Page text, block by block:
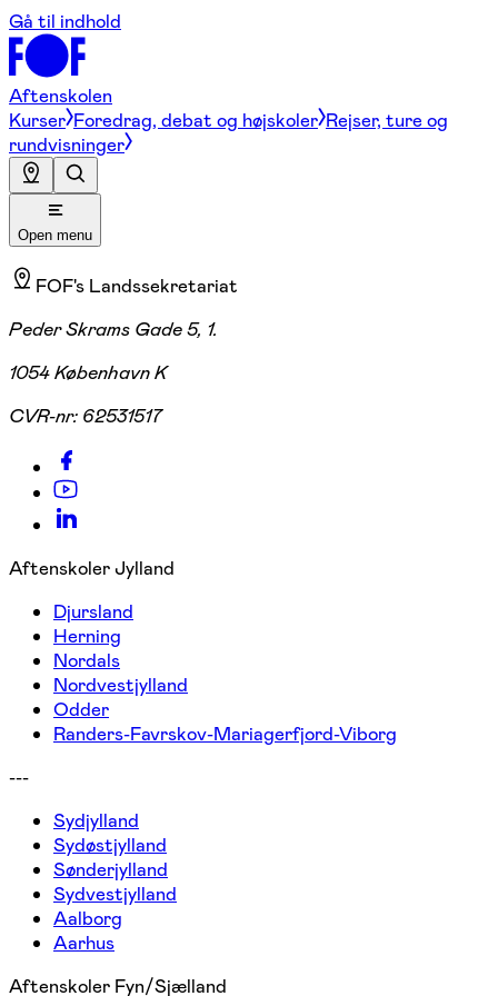
Gå til indhold
Aftenskolen
Kurser Foredrag, debat og højskoler Rejser, ture og
rundvisninger
Open menu
FOF's Landssekretariat
Peder Skrams Gade 5, 1.
1054 København K
CVR-nr: 62531517
Aftenskoler Jylland
Djursland
Herning
Nordals
Nordvestjylland
Odder
Randers-Favrskov-Mariagerfjord-Viborg
---
Sydjylland
Sydøstjylland
Sønderjylland
Sydvestjylland
Aalborg
Aarhus
Aftenskoler Fyn/Sjælland